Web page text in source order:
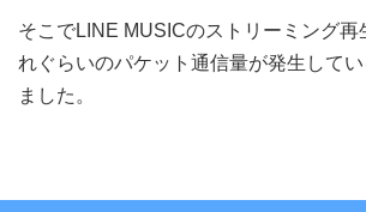
そこでLINE MUSICのストリーミング再
れぐらいのパケット通信量が発生して
ました。